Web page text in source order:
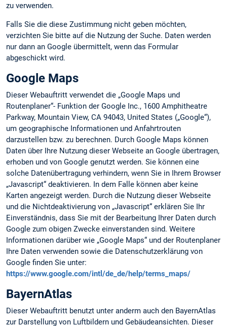
zu verwenden.
Falls Sie die diese Zustimmung nicht geben möchten,
verzichten Sie bitte auf die Nutzung der Suche. Daten werden
nur dann an Google übermittelt, wenn das Formular
abgeschickt wird.
Google Maps
Dieser Webauftritt verwendet die „Google Maps und
Routenplaner“- Funktion der Google Inc., 1600 Amphitheatre
Parkway, Mountain View, CA 94043, United States („Google“),
um geographische Informationen und Anfahrtrouten
darzustellen bzw. zu berechnen. Durch Google Maps können
Daten über Ihre Nutzung dieser Webseite an Google übertragen,
erhoben und von Google genutzt werden. Sie können eine
solche Datenübertragung verhindern, wenn Sie in Ihrem Browser
„Javascript“ deaktivieren. In dem Falle können aber keine
Karten angezeigt werden. Durch die Nutzung dieser Webseite
und die Nichtdeaktivierung von „Javascript“ erklären Sie Ihr
Einverständnis, dass Sie mit der Bearbeitung Ihrer Daten durch
Google zum obigen Zwecke einverstanden sind. Weitere
Informationen darüber wie „Google Maps“ und der Routenplaner
Ihre Daten verwenden sowie die Datenschutzerklärung von
Google finden Sie unter:
https://www.google.com/intl/de_de/help/terms_maps/
BayernAtlas
Dieser Webauftritt benutzt unter anderm auch den BayernAtlas
zur Darstellung von Luftbildern und Gebäudeansichten. Dieser